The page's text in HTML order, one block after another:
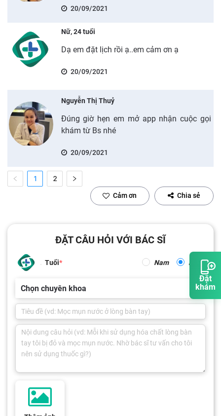
Đặt
khám
20/09/2021
Nữ, 24 tuổi
Dạ em đặt lịch rồi ạ..em cảm ơn ạ
20/09/2021
Nguyễn Thị Thuỷ
Đúng giờ hẹn em mở app nhận cuộc gọi
khám từ Bs nhé
20/09/2021
1 2
Cảm ơn Chia sẻ
ĐẶT CÂU HỎI VỚI BÁC SĨ
Tuổi Nam Nữ
Chọn chuyên khoa